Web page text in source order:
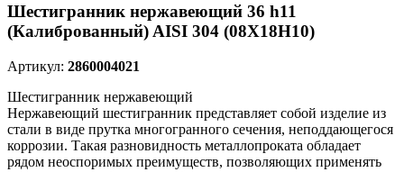
Шестигранник нержавеющий 36 h11
(Калиброванный) AISI 304 (08Х18Н10)
Артикул: 2860004021
Шестигранник нержавеющий
Нержавеющий шестигранник представляет собой изделие из
стали в виде прутка многогранного сечения, неподдающегося
коррозии. Такая разновидность металлопроката обладает
рядом неоспоримых преимуществ, позволяющих применять